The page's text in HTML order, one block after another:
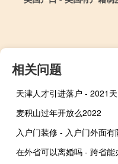
相关问题
麦积山过年开放么2022